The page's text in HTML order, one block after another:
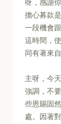
呀，感謝
擔心募款
一段機會
這時間，
同有著來
主呀，今
強調，不
些恩賜固
處。因著